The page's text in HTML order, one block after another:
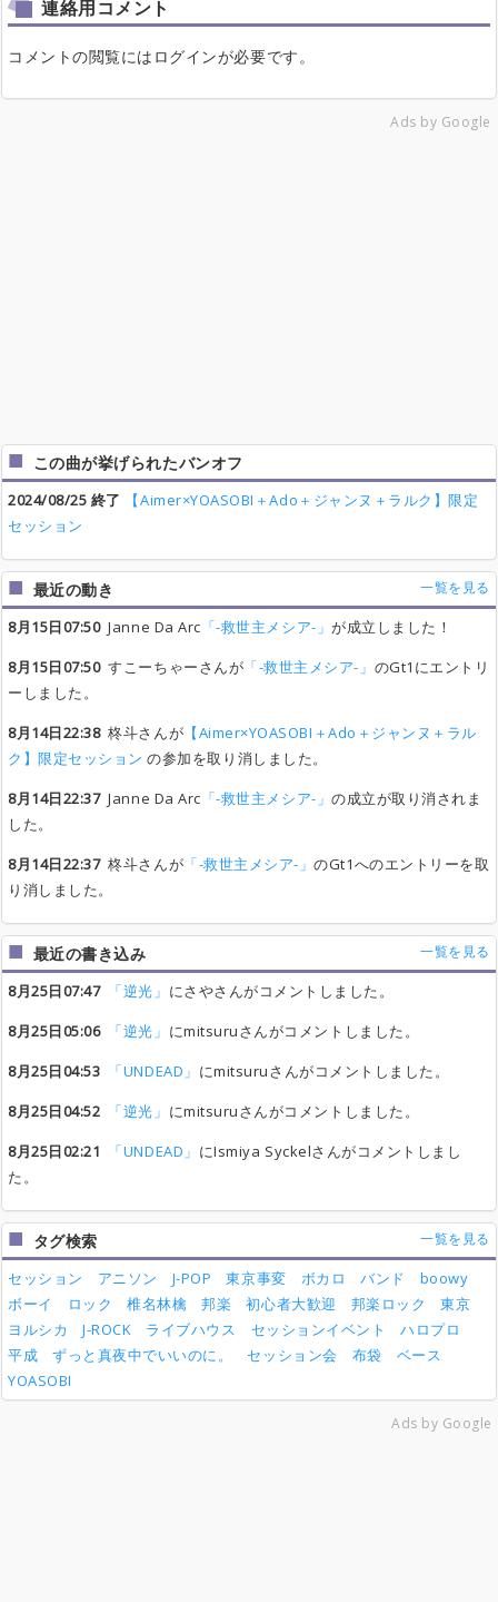
連絡用コメント
コメントの閲覧にはログインが必要です。
Ads by Google
この曲が挙げられたバンオフ
2024/08/25 終了
【Aimer×YOASOBI＋Ado＋ジャンヌ＋ラルク】限定
セッション
最近の動き 一覧を見る
8月15日07:50Janne Da Arc 「-救世主メシア-」が成立しました！
8月15日07:50すこーちゃーさんが 「-救世主メシア-」 のGt1にエントリ
ーしました。
8月14日22:38柊斗さんが 【Aimer×YOASOBI＋Ado＋ジャンヌ＋ラル
ク】限定セッションの参加を取り消しました。
8月14日22:37Janne Da Arc 「-救世主メシア-」の成立が取り消されま
した。
8月14日22:37柊斗さんが 「-救世主メシア-」のGt1へのエントリーを取
り消しました。
最近の書き込み 一覧を見る
8月25日07:47 「逆光」 にさやさんがコメントしました。
8月25日05:06
「逆光」 にmitsuruさんがコメントしました。
8月25日04:53
「UNDEAD」 にmitsuruさんがコメントしました。
8月25日04:52
「逆光」 にmitsuruさんがコメントしました。
8月25日02:21
「UNDEAD」 にIsmiya Syckelさんがコメントしまし
た。
タグ検索 一覧を見る
セッション アニソン J-POP 東京事変 ボカロ バンド
boowy
ボーイ
ロック 椎名林檎 邦楽 初心者大歓迎 邦楽ロック
東京
ヨルシカ
J-ROCK ライブハウス セッションイベント
ハロプロ
平成
ずっと真夜中でいいのに。 セッション会 布袋
ベース
YOASOBI
Ads by Google